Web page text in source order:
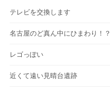
テレビを交換します
名古屋のど真ん中にひまわり！？
レゴっぽい
近くて遠い見晴台遺跡